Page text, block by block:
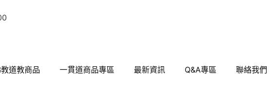
道教商品 一貫道商品專區 最新資訊 Q&A專區 聯絡我們